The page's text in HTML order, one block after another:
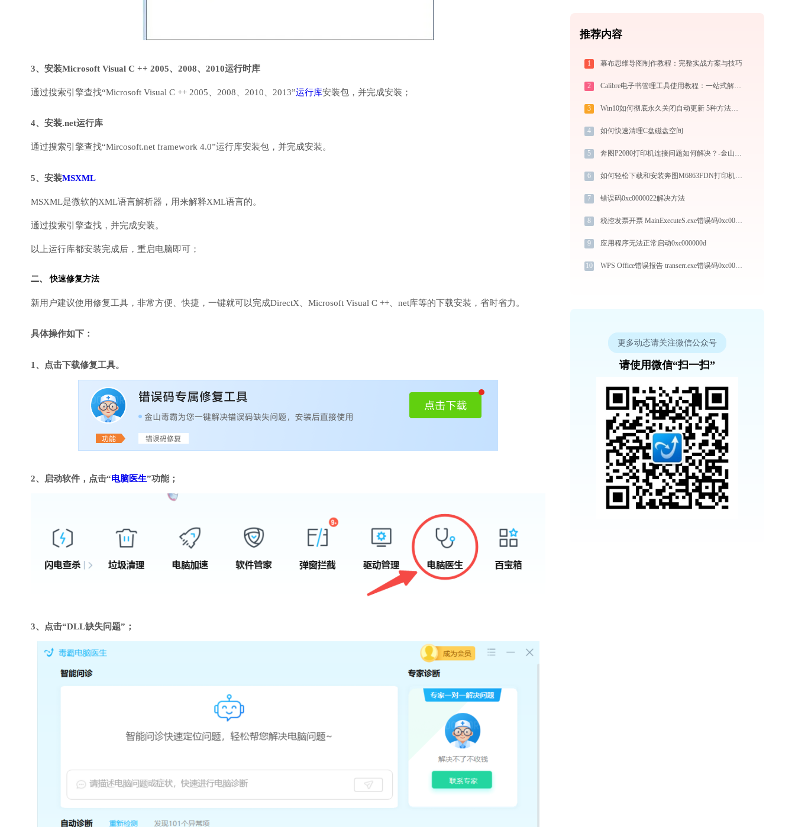
3、安装Microsoft Visual C ++ 2005、2008、2010运行时库
通过搜索引擎查找“Microsoft Visual C ++ 2005、2008、2010、2013”运行库安装包，并完成安装；
4、安装.net运行库
通过搜索引擎查找“Mircosoft.net framework 4.0”运行库安装包，并完成安装。
5、安装MSXML
MSXML是微软的XML语言解析器，用来解释XML语言的。
通过搜索引擎查找，并完成安装。
以上运行库都安装完成后，重启电脑即可；
二、 快速修复方法
新用户建议使用修复工具，非常方便、快捷，一键就可以完成DirectX、Microsoft Visual C ++、net库等的下载安装，省时省力。
具体操作如下：
1、点击下载修复工具。
2、启动软件，点击“电脑医生”功能；
3、点击“DLL缺失问题”；
推荐内容
1 幕布思维导图制作教程：完整实战方案与技巧
2 Calibre电子书管理工具使用教程：一站式解决电子书格式转换、元数据管理与设备同步
3 Win10如何彻底永久关闭自动更新 5种方法教你永久关闭win10自动更新
4 如何快速清理C盘磁盘空间
5 奔图P2080打印机连接问题如何解决？-金山毒霸
6 如何轻松下载和安装奔图M6863FDN打印机驱动？跟着这篇指南走
7 错误码0xc0000022解决方法
8 税控发票开票 MainExecuteS.exe错误码0xc000000d处理办法
9 应用程序无法正常启动0xc000000d
10 WPS Office错误报告 transerr.exe错误码0xc000000d处理办法
更多动态请关注微信公众号
请使用微信“扫一扫”